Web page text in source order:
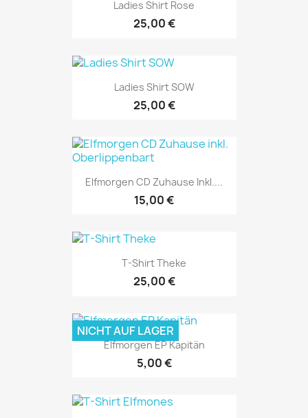
Ladies Shirt Rose
25,00 €
Ladies Shirt SOW
25,00 €
Elfmorgen CD Zuhause Inkl....
15,00 €
T-Shirt Theke
25,00 €
Elfmorgen EP Kapitän
5,00 €
NICHT AUF LAGER